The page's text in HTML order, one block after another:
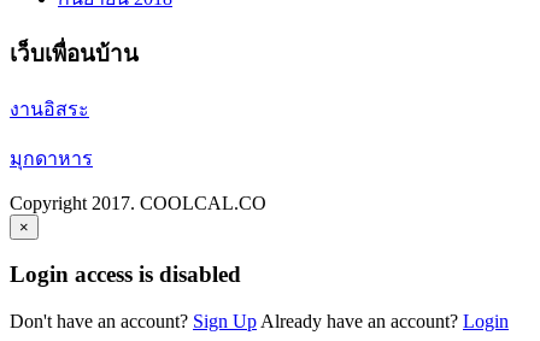
เว็บเพื่อนบ้าน
งานอิสระ
มุกดาหาร
Copyright 2017. COOLCAL.CO
×
Login access is disabled
Don't have an account? Sign Up Already have an account? Login